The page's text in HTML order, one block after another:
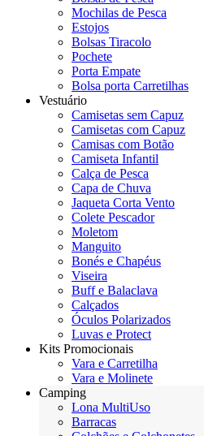
Mochilas de Pesca
Estojos
Bolsas Tiracolo
Pochete
Porta Empate
Bolsa porta Carretilhas
Vestuário
Camisetas sem Capuz
Camisetas com Capuz
Camisas com Botão
Camiseta Infantil
Calça de Pesca
Capa de Chuva
Jaqueta Corta Vento
Colete Pescador
Moletom
Manguito
Bonés e Chapéus
Viseira
Buff e Balaclava
Calçados
Óculos Polarizados
Luvas e Protect
Kits Promocionais
Vara e Carretilha
Vara e Molinete
Camping
Lona MultiUso
Barracas